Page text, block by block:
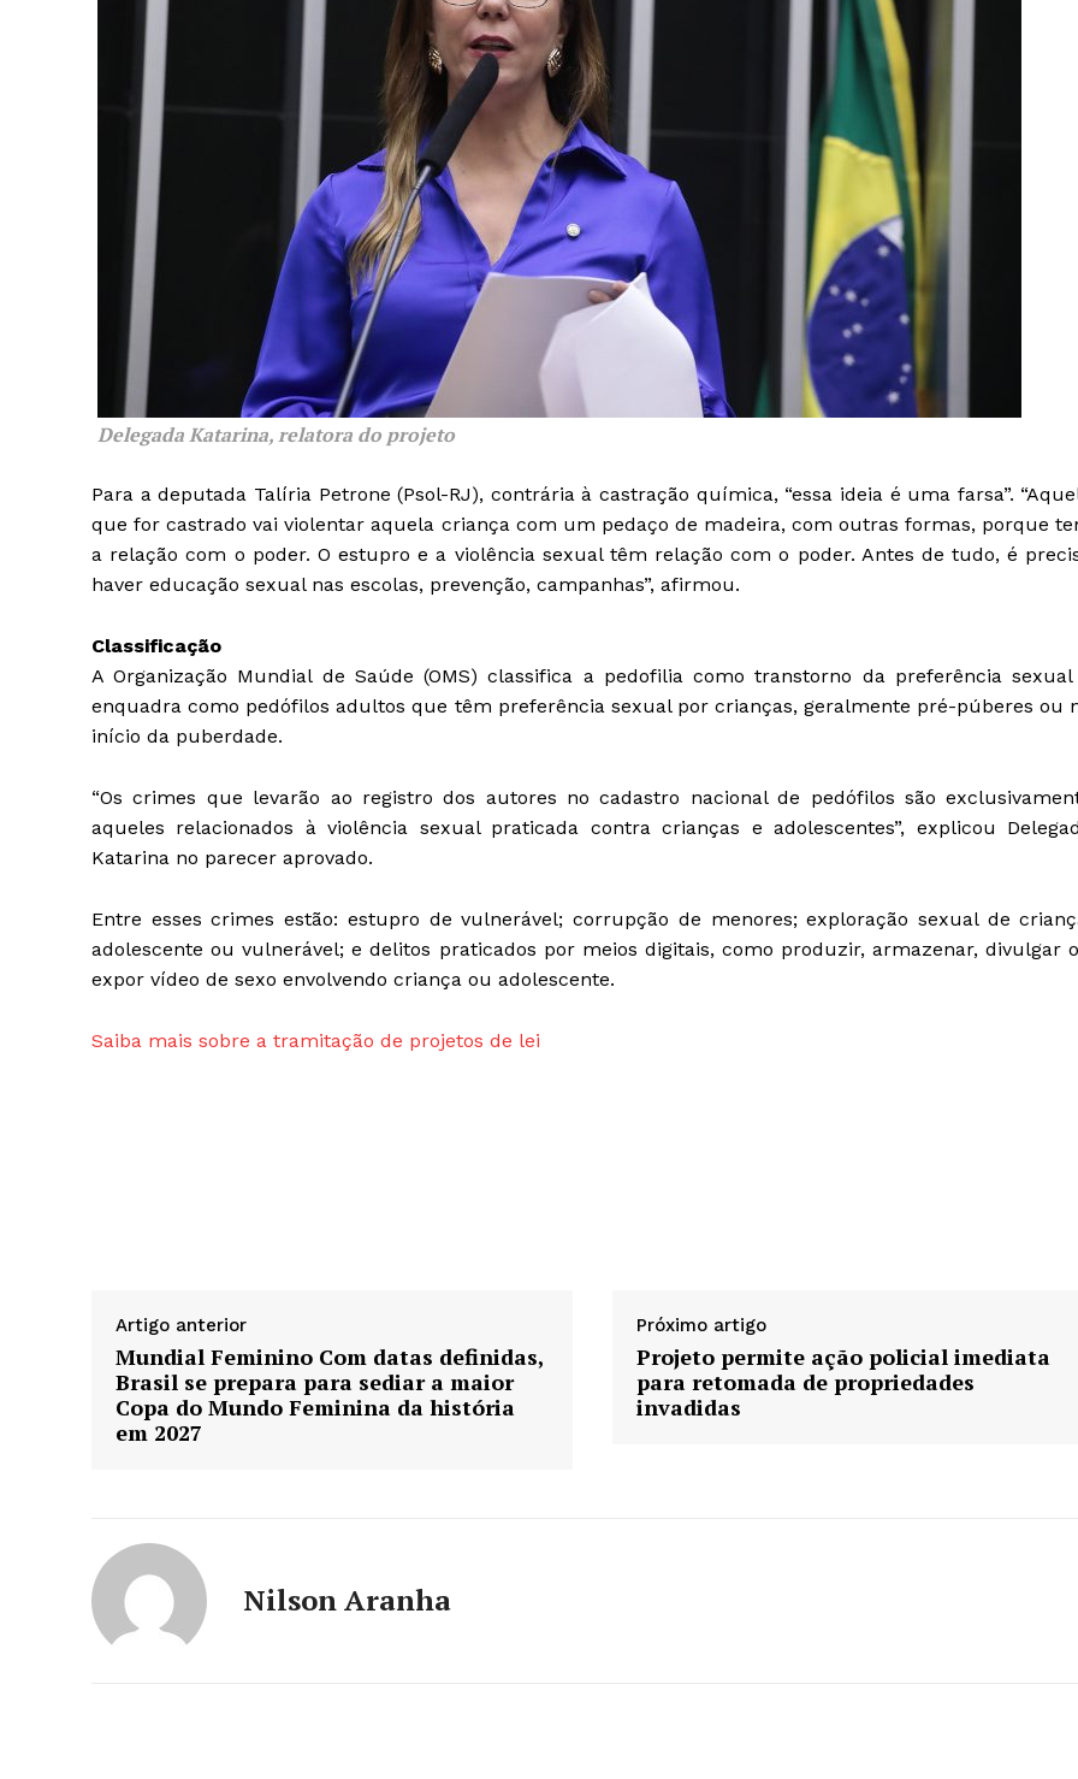
Delegada Katarina, relatora do projeto
Para a deputada Talíria Petrone (Psol-RJ), contrária à castração química, “essa ideia é uma farsa”.
que for castrado vai violentar aquela criança com um pedaço de madeira, com outras formas, porque
a relação com o poder. O estupro e a violência sexual têm relação com o poder. Antes de tudo, é
haver educação sexual nas escolas, prevenção, campanhas”, afirmou.
Classificação
A Organização Mundial de Saúde (OMS) classifica a pedofilia como transtorno da preferência
enquadra como pedófilos adultos que têm preferência sexual por crianças, geralmente pré-púberes ou
início da puberdade.
“Os crimes que levarão ao registro dos autores no cadastro nacional de pedófilos são
aqueles relacionados à violência sexual praticada contra crianças e adolescentes”, explicou
Katarina no parecer aprovado.
Entre esses crimes estão: estupro de vulnerável; corrupção de menores; exploração sexual de
adolescente ou vulnerável; e delitos praticados por meios digitais, como produzir, armazenar, divulgar
expor vídeo de sexo envolvendo criança ou adolescente.
Saiba mais sobre a tramitação de projetos de lei
Artigo anterior
Mundial Feminino Com datas definidas,
Brasil se prepara para sediar a maior
Copa do Mundo Feminina da história
em 2027
Próximo artigo
Projeto permite ação policial imediata
para retomada de propriedades
invadidas
Nilson Aranha